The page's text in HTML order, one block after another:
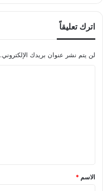
اترك تعليقاً
لن يتم نشر عنوان بريدك الإلكتروني.
*
الاسم *